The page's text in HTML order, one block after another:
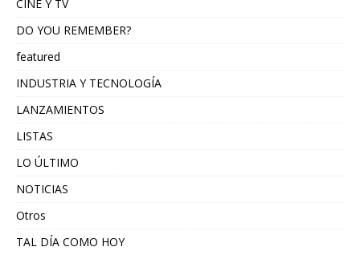
CINE Y TV
DO YOU REMEMBER?
featured
INDUSTRIA Y TECNOLOGÍA
LANZAMIENTOS
LISTAS
LO ÚLTIMO
NOTICIAS
Otros
TAL DÍA COMO HOY